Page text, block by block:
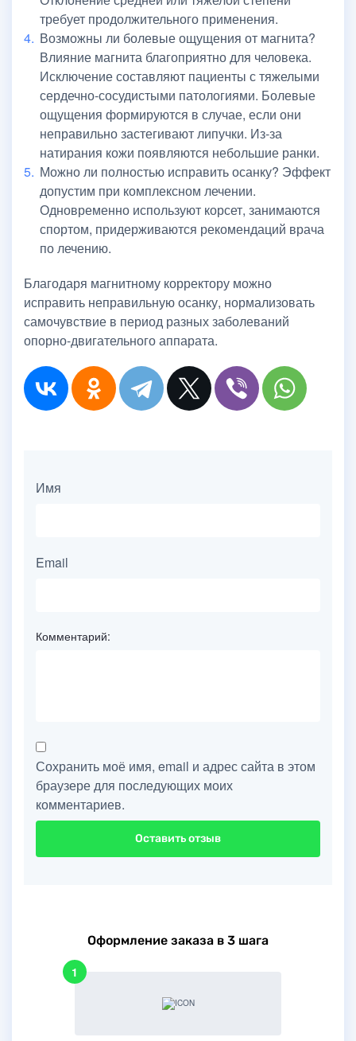
требует продолжительного применения.
Возможны ли болевые ощущения от магнита?
Влияние магнита благоприятно для человека.
Исключение составляют пациенты с тяжелыми
сердечно-сосудистыми патологиями. Болевые
ощущения формируются в случае, если они
неправильно застегивают липучки. Из-за
натирания кожи появляются небольшие ранки.
Можно ли полностью исправить осанку? Эффект
допустим при комплексном лечении.
Одновременно используют корсет, занимаются
спортом, придерживаются рекомендаций врача
по лечению.
Благодаря магнитному корректору можно
исправить неправильную осанку, нормализовать
самочувствие в период разных заболеваний
опорно-двигательного аппарата.
Имя
Email
Комментарий:
Сохранить моё имя, email и адрес сайта в этом
браузере для последующих моих
комментариев.
Оформление заказа в 3 шага